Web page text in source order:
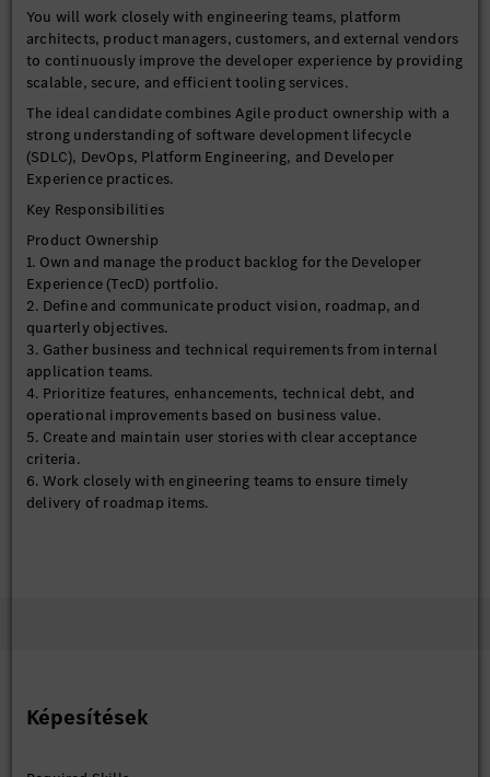
You will work closely with engineering teams, platform
architects, product managers, customers, and external vendors
to continuously improve the developer experience by providing
scalable, secure, and efficient tooling services.
The ideal candidate combines Agile product ownership with a
strong understanding of software development lifecycle
(SDLC), DevOps, Platform Engineering, and Developer
Experience practices.
Key Responsibilities
Product Ownership
1. Own and manage the product backlog for the Developer
Experience (TecD) portfolio.
2. Define and communicate product vision, roadmap, and
quarterly objectives.
3. Gather business and technical requirements from internal
application teams.
4. Prioritize features, enhancements, technical debt, and
operational improvements based on business value.
5. Create and maintain user stories with clear acceptance
criteria.
6. Work closely with engineering teams to ensure timely
delivery of roadmap items.
progress regularly.
Own and continuously improve services related to developer
Képesítések